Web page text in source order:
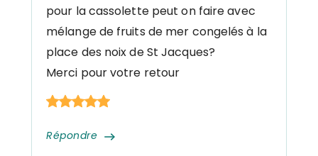
Répondre
pour la cassolette peut on faire avec
mélange de fruits de mer congelés à la
place des noix de St Jacques?
Merci pour votre retour